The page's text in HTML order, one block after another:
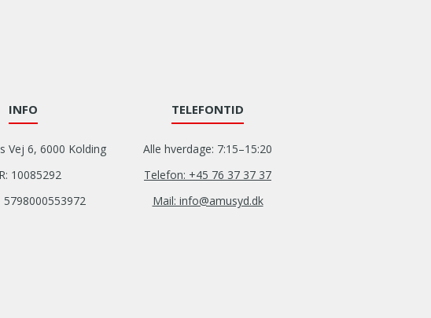
INFO
Vej 6, 6000 Kolding
10085292
5798000553972
TELEFONTID
Alle hverdage: 7:15–15:20
Telefon: +45 76 37 37 37
Mail: info@amusyd.dk